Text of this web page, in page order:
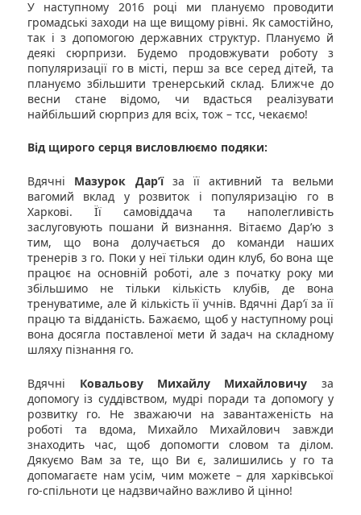
У наступному 2016 році ми плануємо проводити
громадські заходи на ще вищому рівні. Як самостійно,
так і з допомогою державних структур. Плануємо й
деякі сюрпризи. Будемо продовжувати роботу з
популяризації го в місті, перш за все серед дітей, та
плануємо збільшити тренерський склад. Ближче до
весни стане відомо, чи вдасться реалізувати
найбільший сюрприз для всіх, тож – тсс, чекаємо!
Від щирого серця висловлюємо подяки:
Вдячні Мазурок Дар’їза її активний та вельми
вагомий вклад у розвиток і популяризацію го в
Харкові. Її самовіддача та наполегливість
заслуговують пошани й визнання. Вітаємо Дар’ю з
тим, що вона долучається до команди наших
тренерів з го. Поки у неї тільки один клуб, бо вона ще
працює на основній роботі, але з початку року ми
збільшимо не тільки кількість клубів, де вона
тренуватиме, але й кількість її учнів. Вдячні Дар’ї за її
працю та відданість. Бажаємо, щоб у наступному році
вона досягла поставленої мети й задач на складному
шляху пізнання го.
Вдячні Ковальову Михайлу Михайловичу за
допомогу із суддівством, мудрі поради та допомогу у
розвитку го. Не зважаючи на завантаженість на
роботі та вдома, Михайло Михайлович завжди
знаходить час, щоб допомогти словом та ділом.
Дякуємо Вам за те, що Ви є, залишились у го та
допомагаєте нам усім, чим можете – для харківської
го-спільноти це надзвичайно важливо й цінно!